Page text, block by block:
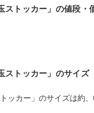
ストッカー」の値段・
ストッカー」のサイズ
ッカー」のサイズは約